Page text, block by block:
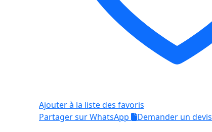
Ajouter à la liste des favoris
Partager sur WhatsApp
Demander un devis